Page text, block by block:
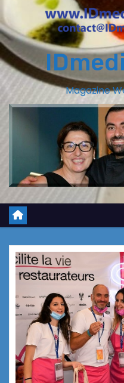
Magazine